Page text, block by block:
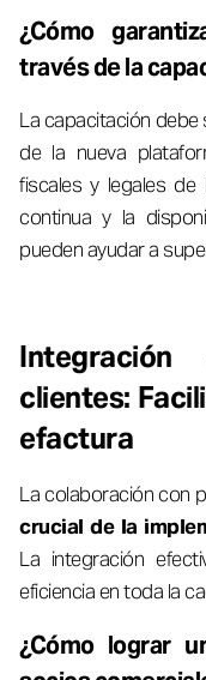
¿Cómo
través de la
La capacitación
de la nueva
fiscales y legales de
continua y la
pueden ayudar a
clientes:
efactura
La colaboración con
crucial de la
La integración
eficiencia en toda la
¿Cómo lograr